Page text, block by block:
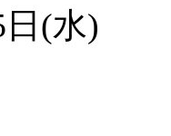
日(水)